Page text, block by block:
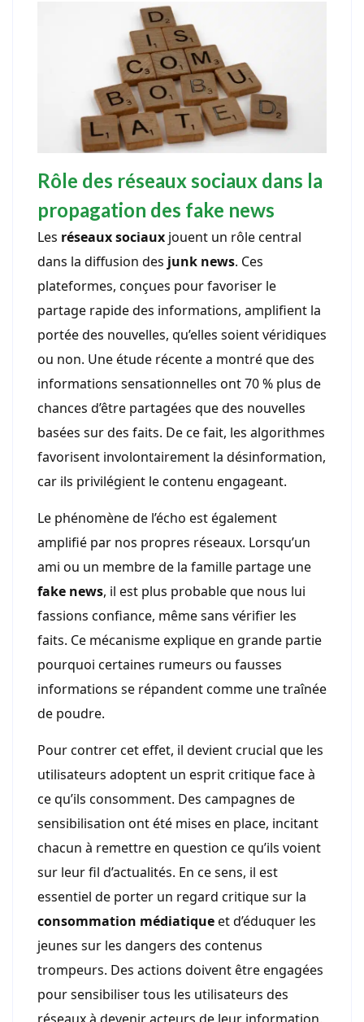
Rôle des réseaux sociaux dans la
propagation des fake news
Les réseaux sociaux jouent un rôle central
dans la diffusion des junk news. Ces
plateformes, conçues pour favoriser le
partage rapide des informations, amplifient la
portée des nouvelles, qu’elles soient véridiques
ou non. Une étude récente a montré que des
informations sensationnelles ont 70 % plus de
chances d’être partagées que des nouvelles
basées sur des faits. De ce fait, les algorithmes
favorisent involontairement la désinformation,
car ils privilégient le contenu engageant.
Le phénomène de l’écho est également
amplifié par nos propres réseaux. Lorsqu’un
ami ou un membre de la famille partage une
fake news, il est plus probable que nous lui
fassions confiance, même sans vérifier les
faits. Ce mécanisme explique en grande partie
pourquoi certaines rumeurs ou fausses
informations se répandent comme une traînée
de poudre.
Pour contrer cet effet, il devient crucial que les
utilisateurs adoptent un esprit critique face à
ce qu’ils consomment. Des campagnes de
sensibilisation ont été mises en place, incitant
chacun à remettre en question ce qu’ils voient
sur leur fil d’actualités. En ce sens, il est
essentiel de porter un regard critique sur la
consommation médiatiqueet d’éduquer les
jeunes sur les dangers des contenus
trompeurs. Des actions doivent être engagées
pour sensibiliser tous les utilisateurs des